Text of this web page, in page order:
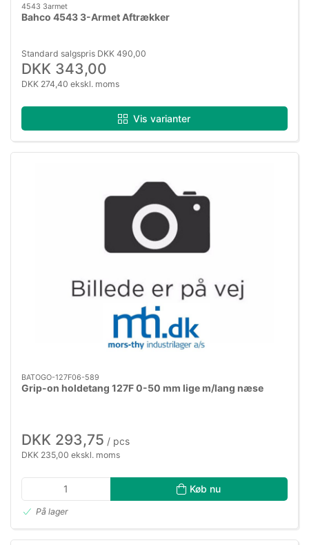
4543 3armet
Bahco 4543 3-Armet Aftrækker
Standard salgspris DKK 490,00
DKK 343,00
DKK 274,40 ekskl. moms
Vis varianter
BATOGO-127F06-589
Grip-on holdetang 127F 0-50 mm lige m/lang næse
DKK 293,75 / pcs
DKK 235,00 ekskl. moms
Køb nu
På lager